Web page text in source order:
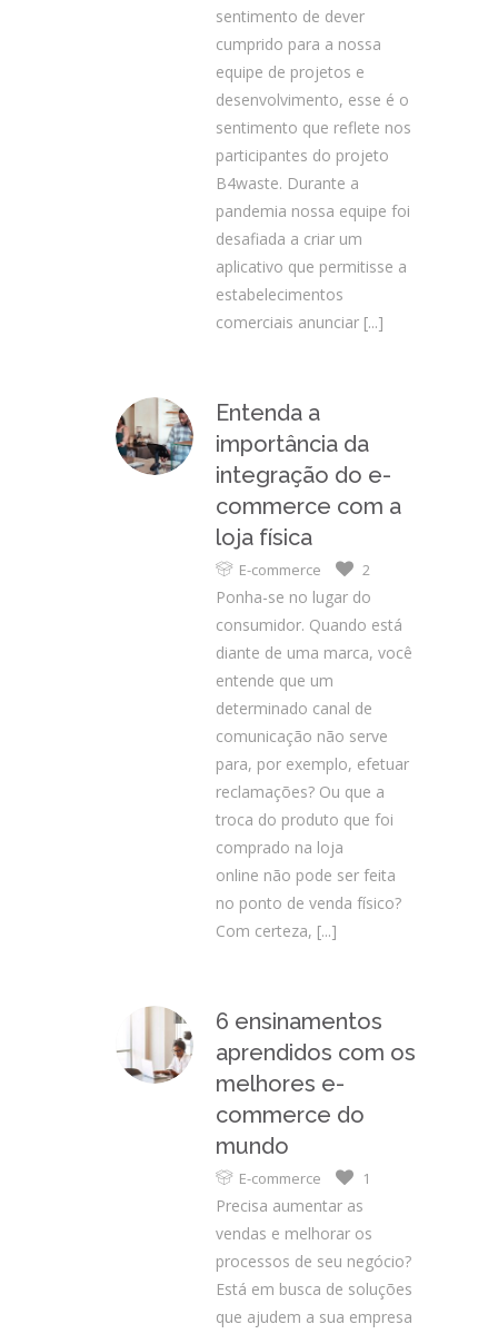
sentimento de dever
cumprido para a nossa
equipe de projetos e
desenvolvimento, esse é o
sentimento que reflete nos
participantes do projeto
B4waste. Durante a
pandemia nossa equipe foi
desafiada a criar um
aplicativo que permitisse a
estabelecimentos
comerciais anunciar [...]
Entenda a
importância da
integração do e-
commerce com a
loja física
E-commerce 2
Ponha-se no lugar do
consumidor. Quando está
diante de uma marca, você
entende que um
determinado canal de
comunicação não serve
para, por exemplo, efetuar
reclamações? Ou que a
troca do produto que foi
comprado na loja
online não pode ser feita
no ponto de venda físico?
Com certeza, [...]
6 ensinamentos
aprendidos com os
melhores e-
commerce do
mundo
E-commerce 1
Precisa aumentar as
vendas e melhorar os
processos de seu negócio?
Está em busca de soluções
que ajudem a sua empresa